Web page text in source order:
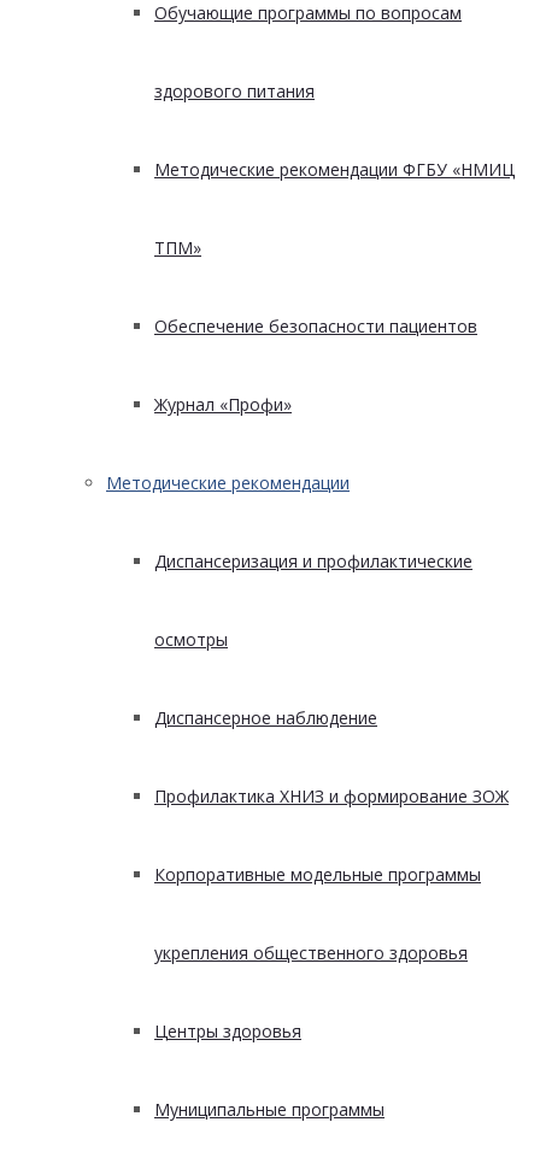
Обучающие программы по вопросам
здорового питания
Методические рекомендации ФГБУ «НМИЦ
ТПМ»
Обеспечение безопасности пациентов
Журнал «Профи»
Методические рекомендации
Диспансеризация и профилактические
осмотры
Диспансерное наблюдение
Профилактика ХНИЗ и формирование ЗОЖ
Корпоративные модельные программы
укрепления общественного здоровья
Центры здоровья
Муниципальные программы